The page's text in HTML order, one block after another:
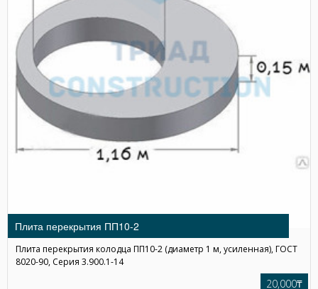
Плита перекрытия ПП10-2
Плита перекрытия колодца ПП10-2 (диаметр 1 м, усиленная), ГОСТ
8020-90, Серия 3.900.1-14
20,000₸